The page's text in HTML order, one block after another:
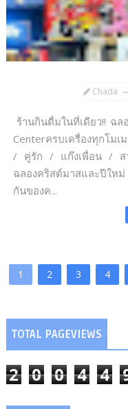
Chada
ร้านกินดื่มในที่เดียว!! ฉล
Centerครบเครื่องทุกโม
/ คู่รัก / แก๊งเพื่อน / สาย
ฉลองคริสต์มาสและปีใหม่
กันของค...
1 2 3 4
TOTAL PAGEVIEWS
2 0 0 4 4